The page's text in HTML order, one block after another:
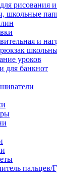
рисования и
школьные
и
уроков
для банкнот
пальцев/